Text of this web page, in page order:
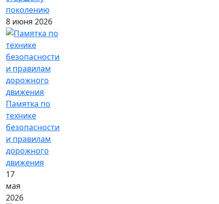
поколению
8 июня 2026
Памятка по
технике
безопасности
и правилам
дорожного
движения
17
мая
2026